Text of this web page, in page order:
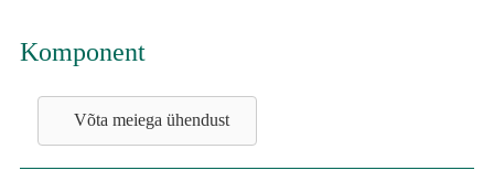
Komponent
Võta meiega ühendust